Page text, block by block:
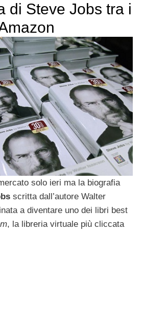
di Steve Jobs tra i
solo ieri ma la biografia
scritta dall’autore Walter
a diventare uno dei libri best
, la libreria virtuale più cliccata